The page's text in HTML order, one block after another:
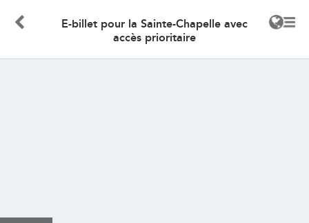
E-billet pour la Sainte-Chapelle avec
accès prioritaire